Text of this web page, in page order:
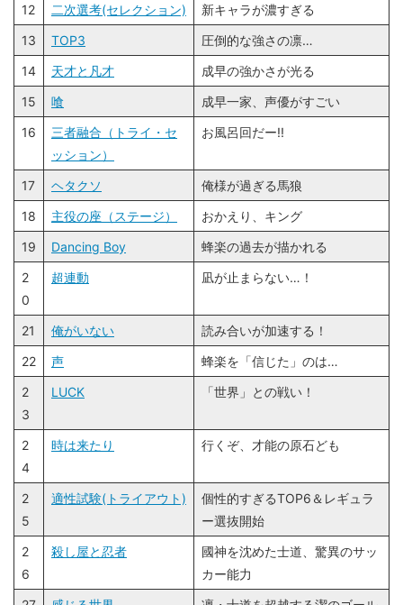
12
二次選考(セレクション)
新キャラが濃すぎる
13
TOP3
圧倒的な強さの凛…
14
天才と凡才
成早の強かさが光る
15
喰
成早一家、声優がすごい
16
三者融合（トライ・セ
ッション）
お風呂回だー!!
17 ヘタクソ
俺様が過ぎる馬狼
18
主役の座（ステージ）
おかえり、キング
19
Dancing Boy
蜂楽の過去が描かれる
2
0
超連動 凪が止まらない…！
21 俺がいない
読み合いが加速する！
22
声
蜂楽を「信じた」のは…
2
3
LUCK 「世界」との戦い！
2
4
時は来たり 行くぞ、才能の原石ども
2
5
適性試験(トライアウト)
個性的すぎるTOP6＆レギュラ
ー選抜開始
2
6
殺し屋と忍者
國神を沈めた士道、驚異のサッ
カー能力